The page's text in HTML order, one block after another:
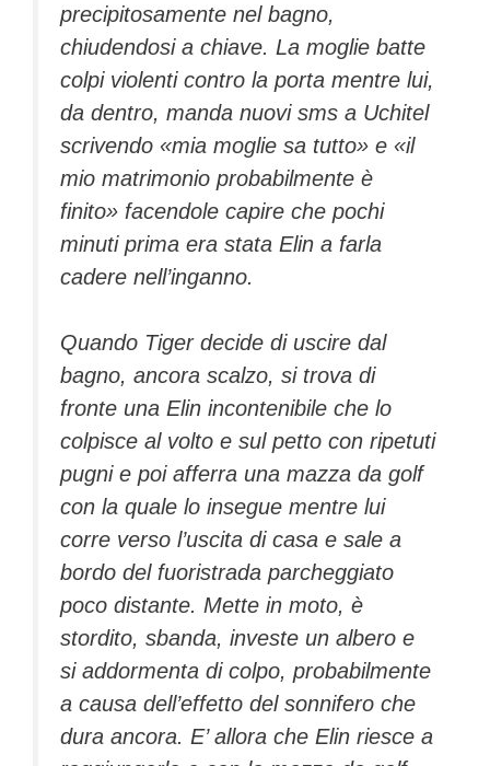
precipitosamente nel bagno,
chiudendosi a chiave. La moglie batte
colpi violenti contro la porta mentre lui,
da dentro, manda nuovi sms a Uchitel
scrivendo «mia moglie sa tutto» e «il
mio matrimonio probabilmente è
finito» facendole capire che pochi
minuti prima era stata Elin a farla
cadere nell’inganno.
Quando Tiger decide di uscire dal
bagno, ancora scalzo, si trova di
fronte una Elin incontenibile che lo
colpisce al volto e sul petto con ripetuti
pugni e poi afferra una mazza da golf
con la quale lo insegue mentre lui
corre verso l’uscita di casa e sale a
bordo del fuoristrada parcheggiato
poco distante. Mette in moto, è
stordito, sbanda, investe un albero e
si addormenta di colpo, probabilmente
a causa dell’effetto del sonnifero che
dura ancora. E’ allora che Elin riesce a